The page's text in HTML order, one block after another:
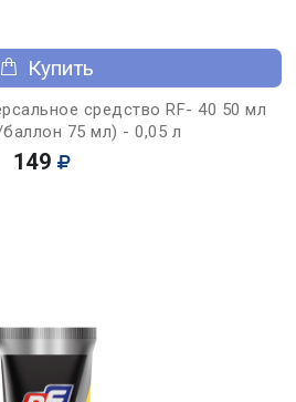
Купить
средство RF- 40 50 мл
75 мл) - 0,05 л
149